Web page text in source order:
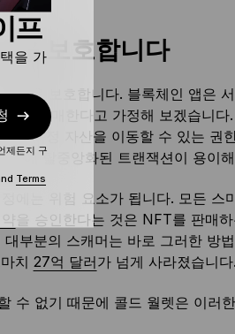
을 보호합니다
산을 보호합니다. 블록체인 앱은
를 판매한다고 가정해 보겠습니다
에 특정 자산을 이동할 수 있는 권
에 탈중앙화된 트랜잭션이 용이
에는 위험 요소가 됩니다. 모든 스
을 승인한다는 것은 NFT를 판매
부분의 스캐머는 바로 그러한 방
치 27억 달러가 넘게 사라졌습니다.
수 없기 때문에 콜드 월렛은 이러
프
을 가
제든지 구
Terms